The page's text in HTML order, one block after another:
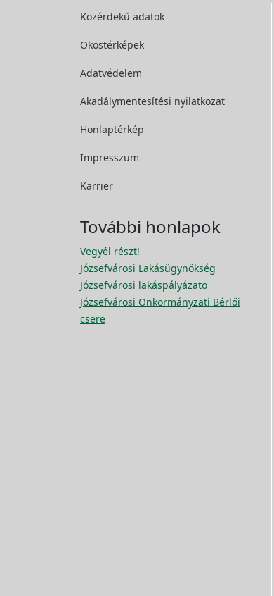
Közérdekű adatok
Okostérképek
Adatvédelem
Akadálymentesítési nyilatkozat
Honlaptérkép
Impresszum
Karrier
További honlapok
Vegyél részt!
Józsefvárosi Lakásügynökség
Józsefvárosi lakáspályázato
Józsefvárosi Önkormányzati Bérlői
csere